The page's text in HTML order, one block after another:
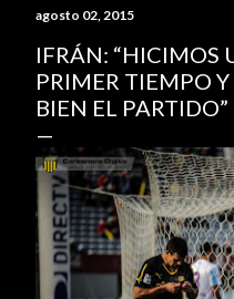
agosto 02, 2015
IFRÁN: “HICIMOS
PRIMER TIEMPO
BIEN EL PARTIDO”